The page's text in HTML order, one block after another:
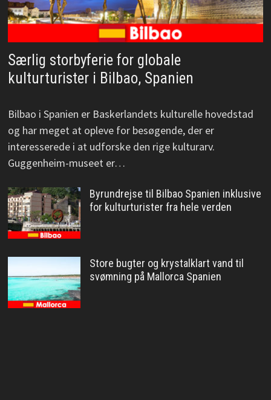
Særlig storbyferie for globale
kulturturister i Bilbao, Spanien
Bilbao i Spanien er Baskerlandets kulturelle hovedstad
og har meget at opleve for besøgende, der er
interesserede i at udforske den rige kulturarv.
Guggenheim-museet er…
Byrundrejse til Bilbao Spanien inklusive
for kulturturister fra hele verden
Store bugter og krystalklart vand til
svømning på Mallorca Spanien